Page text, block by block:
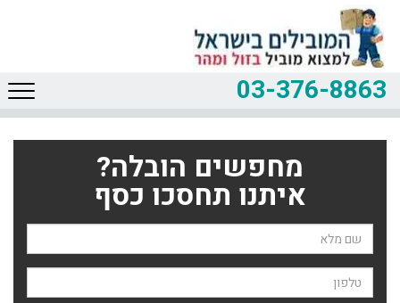
03-376-8863
מחפשים הובלה?
איתנו תחסכו כסף
שם השולח
טלפון